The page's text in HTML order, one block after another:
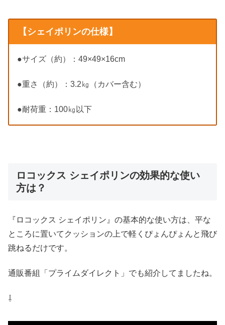
【シェイポリンの仕様】
●サイズ（約）：49×49×16cm
●重さ（約）：3.2㎏（カバー含む）
●耐荷重：100㎏以下
ロコックス シェイポリンの効果的な使い
方は？
『ロコックス シェイポリン』の基本的な使い方は、平な
ところに置いてクッションの上で軽くぴょんぴょんと飛び
跳ねるだけです。
通販番組「プライムダイレクト」でも紹介してましたね。
⇩